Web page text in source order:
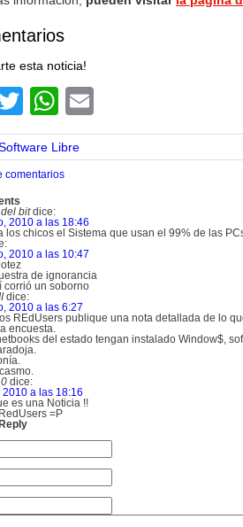
esta noticia!
TwitterWhatsApp
Libre
comentarios
bit dice:
2010 a las 18:46
los chicos el Sistema que usan el 99% de las
2010 a las 10:47
de ignorancia
corrió un soborno
dice:
2010 a las 6:27
REdUsers publique una nota detallada de lo
encuesta.
del estado tengan instalado Window$,
dice:
2010 a las 18:16
es una Noticia !!
=P